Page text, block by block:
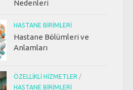
Nedenleri
HASTANE BIRIMLERI
Hastane Bölümleri ve
Anlamları
ÖZELLIKLI HIZMETLER /
HASTANE BIRIMLERI